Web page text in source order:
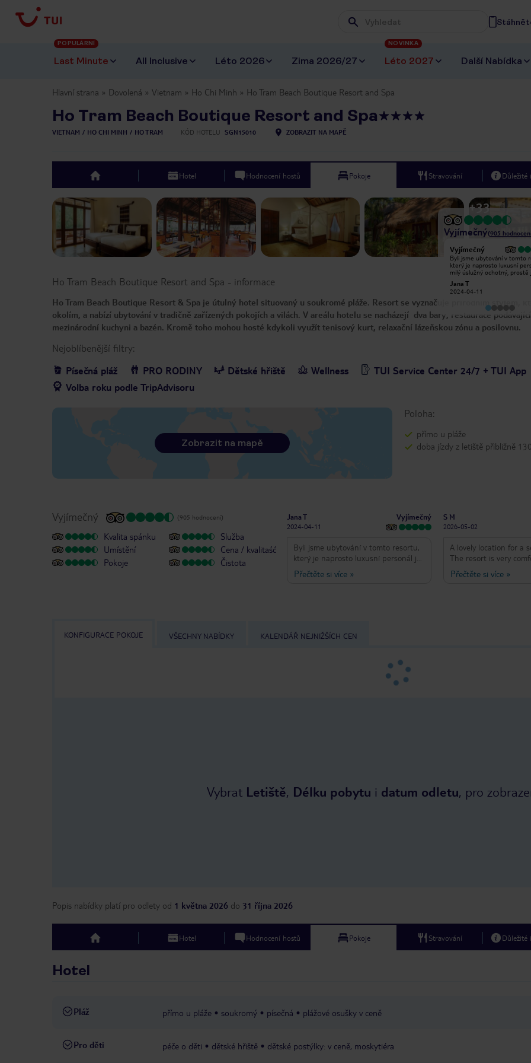
Wpisz frazę, której szukasz
Last Minute
POPULÁRNÍ
All Inclusive Léto 2026 Zima 2026/27 Léto 2027
NOVINKA
Další Nabídka
Hlavní strana Dovolená Vietnam Ho Chi Minh Ho Tram Beach Boutique Resort and Spa
Ho Tram Beach Boutique Resort and Spa
VIETNAM HO CHI MINH HO TRAM KÓD HOTELU SGN15010 ZOBRAZIT NA MAPĚ
top Hotel Hodnocení hostů Pokoje Stravování Důležité
Previous slide +33
Vyjímečný(905
Vyjímečný
Beautiful place to relax and enjoy a
Vyjímečný
Byli jsme ubytování v tomto
který je naprosto luxusní
milý úslužný ochotný, prostě
starý. Tak by jsme ještě přijeli,
asi nebudeme mít
usměvavý.Máme ho rádi.❤️
Jana T
2024-04-11
Ho Tram Beach Boutique Resort and Spa - informace
Ho Tram Beach Boutique Resort & Spa je útulný hotel situovaný u soukromé pláže. Resort se vyznačuje přírodním stylem,
okolím, a nabízí ubytování v tradičně zařízených pokojích a vilách. V areálu hotelu se nacházejí dva bary, restaurace
mezinárodní kuchyni a bazén. Kromě toho mohou hosté kdykoli využít tenisový kurt, relaxační lázeňskou zónu a posilovnu.
Nejoblíbenější filtry:
Písečná pláž
PRO RODINY Dětské hřiště Wellness
TUI Service Center 24/7 + TUI App
Volba roku podle TripAdvisoru
Poloha:
přímo u pláže
doba jízdy z letiště přibližně
Zobrazit na mapě
Vyjímečný (905 hodnocení)
Kvalita spánku
Umístění
Pokoje
Služba
Cena / kvalitaść
Čistota
Jana T
2024-04-11
Vyjímečný
Byli jsme ubytování v tomto resortu,
který je naprosto luxusní personál je
milý úslužný ochotný, prostě je to
super, kdyby jsme nebyli takhle starý.
Přečtěte si více »
S M
2026-05-02
A lovely location for a
The resort is very
clean. Staff are always
Great pools. Special
Přečtěte si více»
KONFIGURACE POKOJE VŠECHNY NABÍDKY KALENDÁŘ NEJNIŽŠÍCH CEN
Vybrat Letiště, Délku pobytu i datum odletu, pro
Popis nabídky platí pro odlety od 1 května 2026 do 31 října 2026
top Hotel Hodnocení hostů Pokoje Stravování Důležité
Hotel
Pláž přímo u pláže soukromý písečná plážové osušky v ceně
Pro děti péče o děti dětské hřiště dětské postýlky: v ceně, moskytiéra